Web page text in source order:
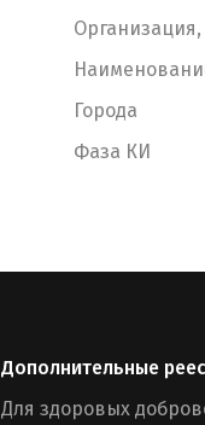
Города
Фаза КИ
Дополнительные
Для здоровых